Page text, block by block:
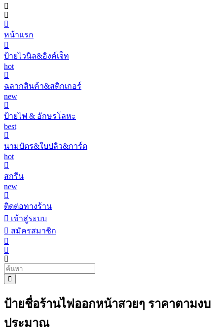
หน้าแรก
ป้ายไวนิล&อิงค์เจ็ท
hot
ฉลากสินค้า&สติกเกอร์
new
ป้ายไฟ & อักษรโลหะ
best
นามบัตร&ใบปลิว&การ์ด
hot
สกรีน
new
ติดต่อทางร้าน
เข้าสู่ระบบ
สมัครสมาชิก
ป้ายชื่อร้านไฟออกหน้าสวยๆ ราคาตามงบ
ประมาณ